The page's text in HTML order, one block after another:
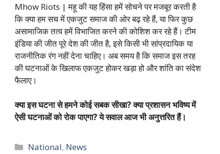
Mhow Riots | महू की यह हिंसा हमें सोचने पर मजबूर करती है
कि क्या हम सच में एकजुट समाज की ओर बढ़ रहे हैं, या फिर कुछ
असामाजिक तत्व हमें विभाजित करने की कोशिश कर रहे हैं। टीम
इंडिया की जीत पूरे देश की जीत है, इसे किसी भी सांप्रदायिक या
राजनीतिक रंग नहीं देना चाहिए। अब समय है कि समाज इस तरह
की घटनाओं के खिलाफ एकजुट होकर खड़ा हो और शांति का संदेश
फैलाए।
क्या इस घटना से हमने कोई सबक सीखा? क्या प्रशासन भविष्य में
ऐसी घटनाओं को रोक पाएगा? ये सवाल आज भी अनुत्तरित हैं।
Categories
National, News